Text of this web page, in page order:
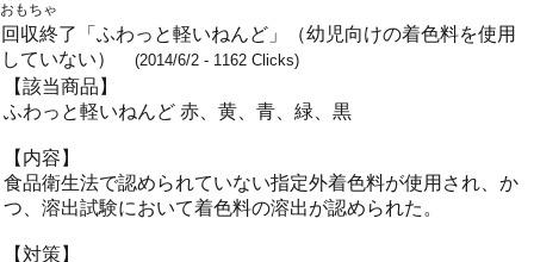
おもちゃ
回収終了「ふわっと軽いねんど」（幼児向けの着色料を使用
していない）
(2014/6/2 - 1162 Clicks)
【該当商品】
ふわっと軽いねんど 赤、黄、青、緑、黒
【内容】
食品衛生法で認められていない指定外着色料が使用され、か
つ、溶出試験において着色料の溶出が認められた。
【対策】